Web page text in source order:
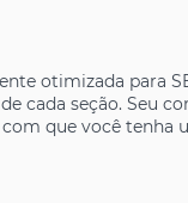
otimizada para
cada seção. Seu
que você tenha